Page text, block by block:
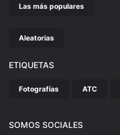
Las más populares
Aleatorias
ETIQUETAS
Fotografías ATC
SOMOS SOCIALES